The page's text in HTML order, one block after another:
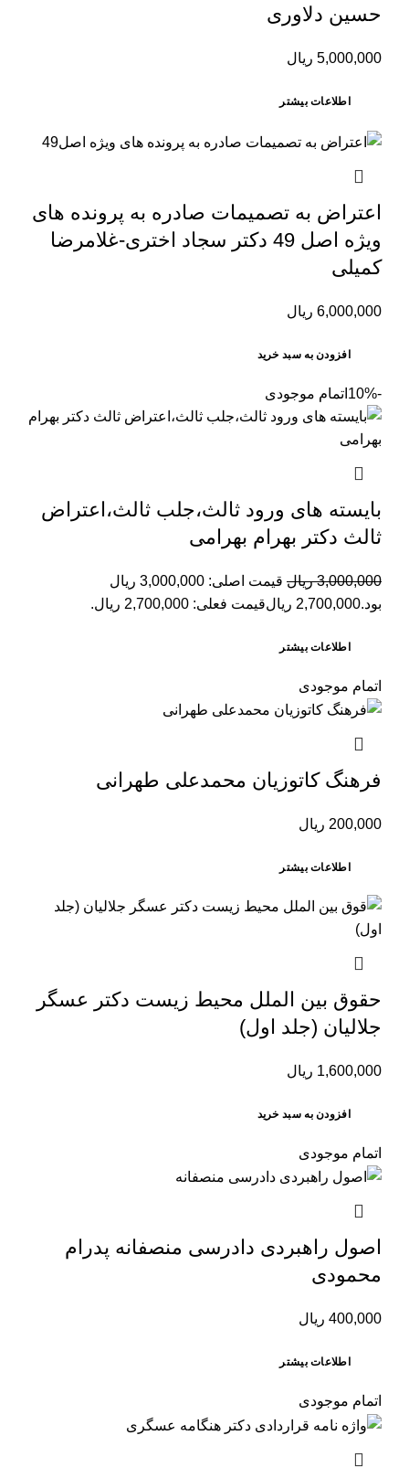
حسین دلاوری
5,000,000 ریال
اطلاعات بیشتر
اعتراض به تصمیمات صادره به پرونده های
ویژه اصل 49 دکتر سجاد اختری-غلامرضا
کمیلی
6,000,000 ریال
افزودن به سبد خرید
-10% اتمام موجودی
بایسته های ورود ثالث،جلب ثالث،اعتراض
ثالث دکتر بهرام بهرامی
3,000,000 ریال
قیمت اصلی: 3,000,000 ریال
بود.2,700,000 ریالقیمت فعلی: 2,700,000 ریال.
اطلاعات بیشتر
اتمام موجودی
فرهنگ کاتوزیان محمدعلی طهرانی
200,000 ریال
اطلاعات بیشتر
حقوق بین الملل محیط زیست دکتر عسگر
جلالیان (جلد اول)
1,600,000 ریال
افزودن به سبد خرید
اتمام موجودی
اصول راهبردی دادرسی منصفانه پدرام
محمودی
400,000 ریال
اطلاعات بیشتر
اتمام موجودی